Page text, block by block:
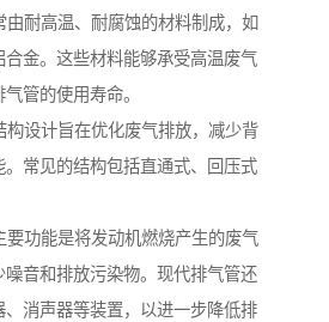
由耐高温、耐腐蚀的材料制成，如
合金。这些材料能够承受高温废气
管的使用寿命。
构设计旨在优化废气排放，减少背
。常见的结构包括直通式、回压式
要功能是将发动机燃烧产生的废气
音和排放污染物。现代排气管还
、消声器等装置，以进一步降低排